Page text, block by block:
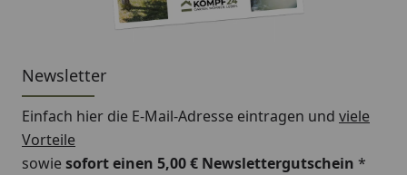
Newsletter
Einfach hier die E-Mail-Adresse eintragen und viele
Vorteile
sowiesofort einen 5,00 € Newslettergutschein *